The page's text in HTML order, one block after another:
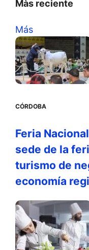
Màs reciente
Más
CÓRDOBA
Feria
sede de la
turismo de
economía